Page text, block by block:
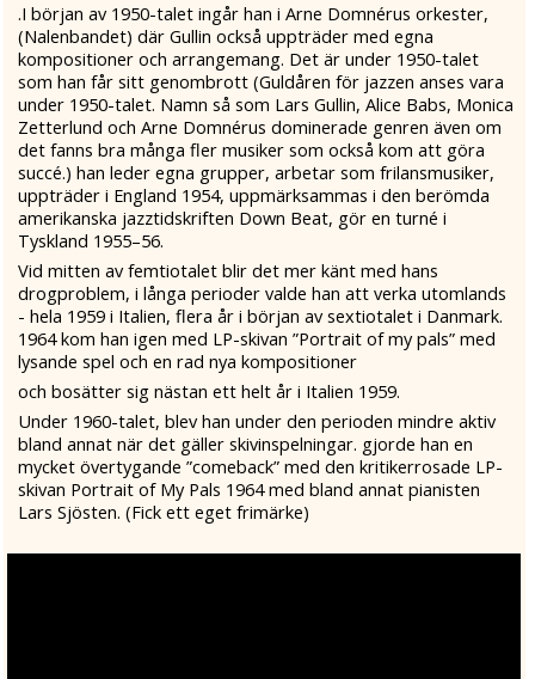
.I början av 1950-talet ingår han i Arne Domnérus orkester,
(Nalenbandet) där Gullin också uppträder med egna
kompositioner och arrangemang. Det är under 1950-talet
som han får sitt genombrott (Guldåren för jazzen anses vara
under 1950-talet. Namn så som Lars Gullin, Alice Babs, Monica
Zetterlund och Arne Domnérus dominerade genren även om
det fanns bra många fler musiker som också kom att göra
succé.) han leder egna grupper, arbetar som frilansmusiker,
uppträder i England 1954, uppmärksammas i den berömda
amerikanska jazztidskriften Down Beat, gör en turné i
Tyskland 1955–56.
Vid mitten av femtiotalet blir det mer känt med hans
drogproblem, i långa perioder valde han att verka utomlands
- hela 1959 i Italien, flera år i början av sextiotalet i Danmark.
1964 kom han igen med LP-skivan ”Portrait of my pals” med
lysande spel och en rad nya kompositioner
och bosätter sig nästan ett helt år i Italien 1959.
Under 1960-talet, blev han under den perioden mindre aktiv
bland annat när det gäller skivinspelningar. gjorde han en
mycket övertygande ”comeback” med den kritikerrosade LP-
skivan Portrait of My Pals 1964 med bland annat pianisten
Lars Sjösten. (Fick ett eget frimärke)